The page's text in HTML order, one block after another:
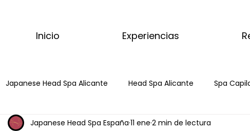
Inicio Experiencias
Japanese Head Spa Alicante Head Spa Alicante Spa
Head Spa Head Spa Spa Capilar Spa Capilar Alicante
Japanese Head Spa España 11 ene 2 min de lectura